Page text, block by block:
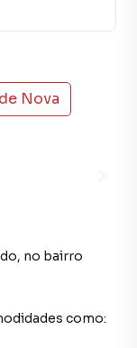
Nova
, no bairro
como: